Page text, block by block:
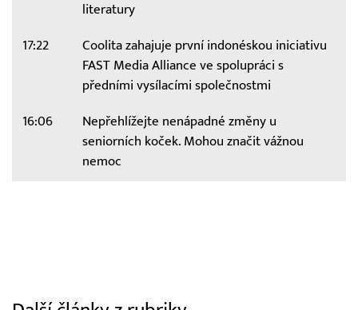
literatury
17:22
Coolita zahajuje první indonéskou iniciativu
FAST Media Alliance ve spolupráci s
předními vysílacími společnostmi
16:06
Nepřehlížejte nenápadné změny u
seniorních koček. Mohou značit vážnou
nemoc